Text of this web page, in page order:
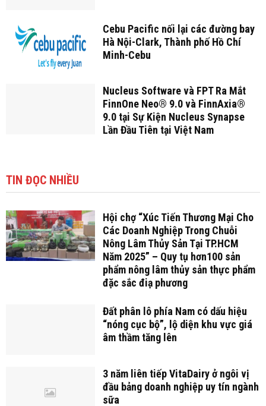
Cebu Pacific nối lại các đường bay
Hà Nội-Clark, Thành phố Hồ Chí
Minh-Cebu
Nucleus Software và FPT Ra Mắt
FinnOne Neo® 9.0 và FinnAxia®
9.0 tại Sự Kiện Nucleus Synapse
Lần Đầu Tiên tại Việt Nam
TIN ĐỌC NHIỀU
Hội chợ “Xúc Tiến Thương Mại Cho
Các Doanh Nghiệp Trong Chuỗi
Nông Lâm Thủy Sản Tại TP.HCM
Năm 2025” – Quy tụ hơn100 sản
phẩm nông lâm thủy sản thực phẩm
đặc sắc điạ phương
Đất phân lô phía Nam có dấu hiệu
“nóng cục bộ”, lộ diện khu vực giá
âm thầm tăng lên
3 năm liên tiếp VitaDairy ở ngôi vị
đầu bảng doanh nghiệp uy tín ngành
sữa